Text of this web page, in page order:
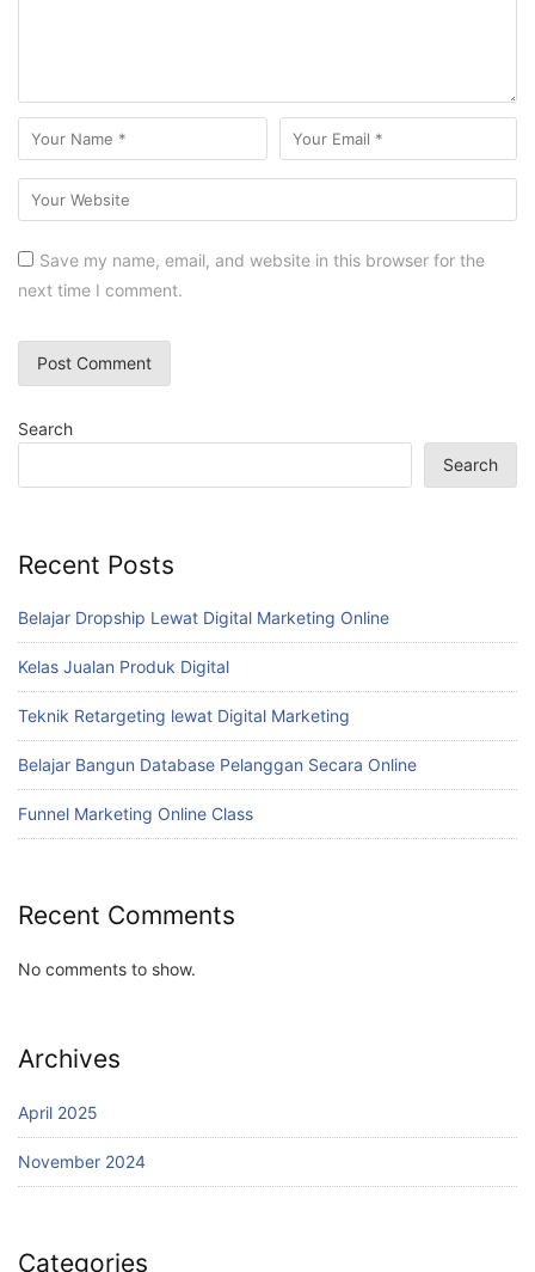
Save my name, email, and website in this browser for the
next time I comment.
Search
Search
Recent Posts
Belajar Dropship Lewat Digital Marketing Online
Kelas Jualan Produk Digital
Teknik Retargeting lewat Digital Marketing
Belajar Bangun Database Pelanggan Secara Online
Funnel Marketing Online Class
Recent Comments
No comments to show.
Archives
April 2025
November 2024
Categories